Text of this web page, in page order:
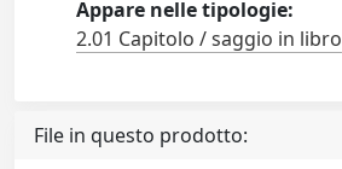
Appare nelle tipologie:
2.01 Capitolo / saggio in libro
File in questo prodotto: